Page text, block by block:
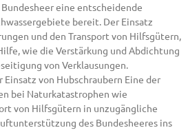
eine entscheidende
bereit. Der Einsatz
und den Transport von Hilfsgütern,
wie die Verstärkung und Abdichtung
von Verklausungen.
von Hubschraubern Eine der
bei Naturkatastrophen wie
von Hilfsgütern in unzugängliche
des Bundesheeres ins